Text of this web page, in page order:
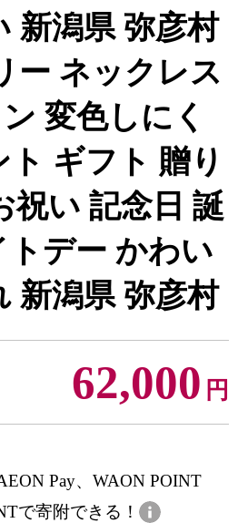
新潟県 弥彦村
ー ネックレス
変色しにく
ギフト 贈り
祝い 記念日 誕
デー かわい
新潟県 弥彦村
62,000 円
Pay、WAON POINT
で寄附できる！